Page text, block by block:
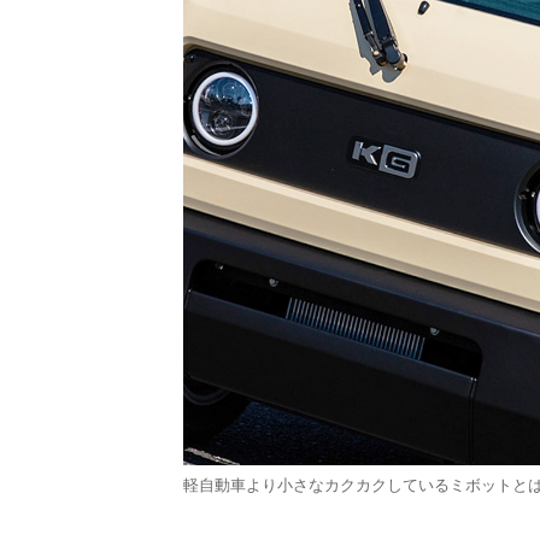
軽自動車より小さなカクカクしているミボットと